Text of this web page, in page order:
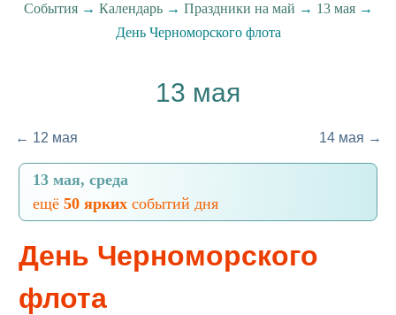
События→ Календарь→ Праздники на май → 13 мая→
День Черноморского флота
13 мая
← 12 мая 14 мая →
13 мая, среда
ещё 50 ярких событий дня
День Черноморского
флота